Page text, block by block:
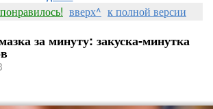
понравилось! вверх^ к полной версии
за минуту: закуска‑минутка